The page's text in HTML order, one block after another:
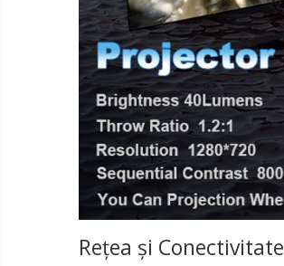
Rețea și Conectivitate